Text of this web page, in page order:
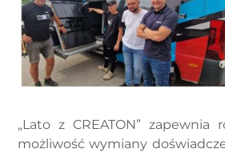
„Lato z CREATON” zapewnia
możliwość wymiany